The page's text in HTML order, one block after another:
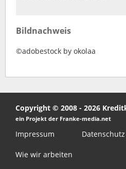
Bildnachweis
©adobestock by okolaa
Copyright © 2008 - 2026
ein Projekt der Franke-media.net
Impressum Datenschutz
Wie wir arbeiten